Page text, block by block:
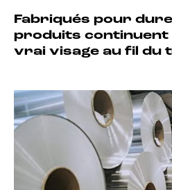
Fabriqués pour
produits
vrai visage au fil du